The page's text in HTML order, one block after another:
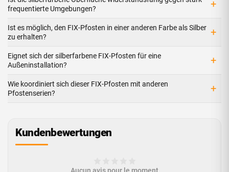
frequentierte Umgebungen?
+
Ist es möglich, den FIX-Pfosten in einer anderen Farbe als Silber
zu erhalten?
+
Eignet sich der silberfarbene FIX-Pfosten für eine
Außeninstallation?
+
Wie koordiniert sich dieser FIX-Pfosten mit anderen
Pfostenserien?
+
Kundenbewertungen